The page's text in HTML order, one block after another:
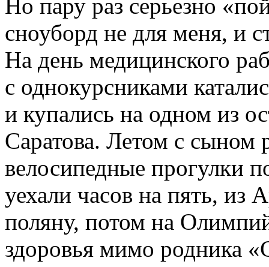
Но пару раз серьезно
сноуборд не для меня, и
На день медицинского
с однокурсниками
и купались на одном из
Саратова. Летом с сыном
велосипедные прогулки
уехали часов на пять, из
поляну, потом на
здоровья мимо родника